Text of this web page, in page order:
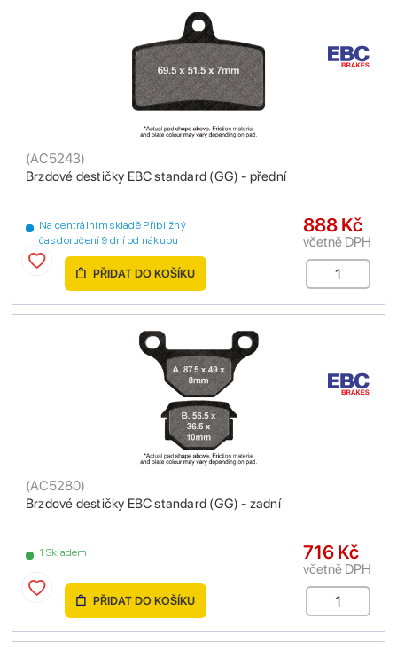
Brzdové destičky EBC standard (GG) - přední
(AC5243)
Na centrálním skladě Přibližný
čas doručení 9 dní od nákupu
888 Kč
včetně DPH
PŘIDAT DO KOŠÍKU
Brzdové destičky EBC standard (GG) - zadní
(AC5280)
1 Skladem 716 Kč
včetně DPH
PŘIDAT DO KOŠÍKU